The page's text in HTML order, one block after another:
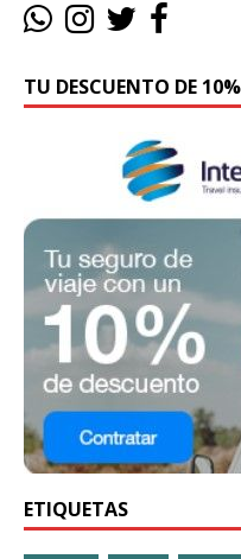
TU DESCUENTO DE
ETIQUETAS